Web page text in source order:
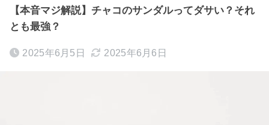
【本音マジ解説】チャコのサンダルってダサい？それ
とも最強？
2025年6月5日 2025年6月6日